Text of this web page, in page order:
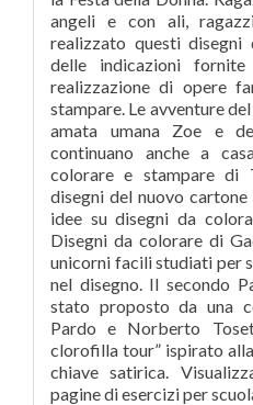
angeli e con ali,
realizzato questi
delle indicazioni
realizzazione di opere
stampare. Le avventure
amata umana Zoe e
continuano anche a
colorare e stampare di
disegni del nuovo
idee su disegni da
Disegni da colorare di
unicorni facili studiati per
nel disegno. Il secondo
stato proposto da una
Pardo e Norberto
clorofilla tour” ispirato
chiave satirica.
pagine di esercizi per